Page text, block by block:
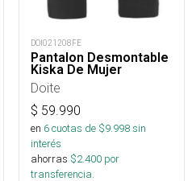
DOI021208FE
Pantalon Desmontable
Kiska De Mujer
Doite
$ 59.990
en 6cuotas de $9.998sin
interés
ahorras $2.400 por
transferencia.